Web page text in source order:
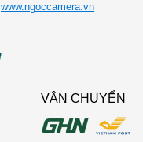
www.ngoccamera.vn
VẬN CHUYỂN